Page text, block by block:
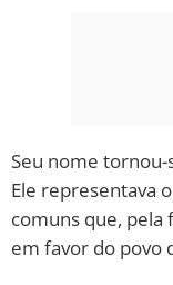
Seu nome
Ele representava
comuns que,
em favor do povo